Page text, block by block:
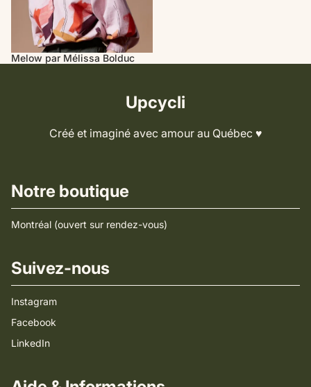
Melow par Mélissa Bolduc
Upcycli
Créé et imaginé avec amour au Québec ♥️
Notre boutique
Montréal (ouvert sur rendez-vous)
Suivez-nous
Instagram
Facebook
LinkedIn